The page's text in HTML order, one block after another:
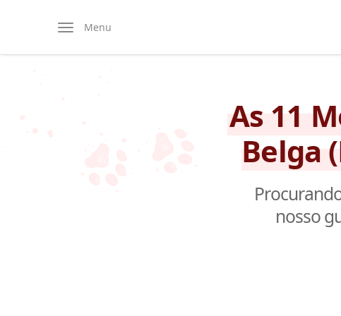
Menu
As 11
Belga
nosso